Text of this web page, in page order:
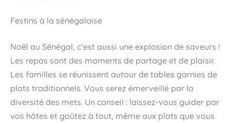
Festins à la sénégalaise
Noël au Sénégal, c’est aussi une explosion de saveurs !
Les repas sont des moments de partage et de plaisir.
Les familles se réunissent autour de tables garnies de
plats traditionnels. Vous serez émerveillé par la
diversité des mets. Un conseil : laissez-vous guider par
vos hôtes et goûtez à tout, même aux plats que vous